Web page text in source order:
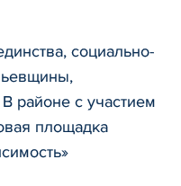
социально-
районе с участием
площадка